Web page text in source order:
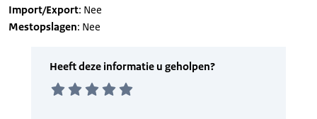
Import/Export: Nee
Mestopslagen: Nee